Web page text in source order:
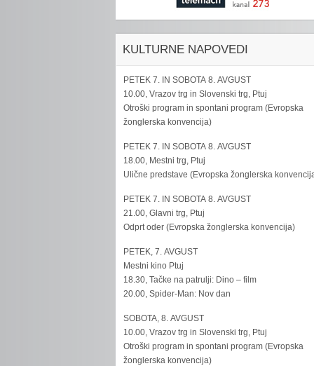
KULTURNE NAPOVEDI
PETEK 7. IN SOBOTA 8. AVGUST
10.00, Vrazov trg in Slovenski trg, Ptuj
Otroški program in spontani program (Evropska
žonglerska konvencija)
PETEK 7. IN SOBOTA 8. AVGUST
18.00, Mestni trg, Ptuj
Ulične predstave (Evropska žonglerska
PETEK 7. IN SOBOTA 8. AVGUST
21.00, Glavni trg, Ptuj
Odprt oder (Evropska žonglerska konvencija)
PETEK, 7. AVGUST
Mestni kino Ptuj
18.30, Tačke na patrulji: Dino – film
20.00, Spider-Man: Nov dan
SOBOTA, 8. AVGUST
10.00, Vrazov trg in Slovenski trg, Ptuj
Otroški program in spontani program (Evropska
žonglerska konvencija)